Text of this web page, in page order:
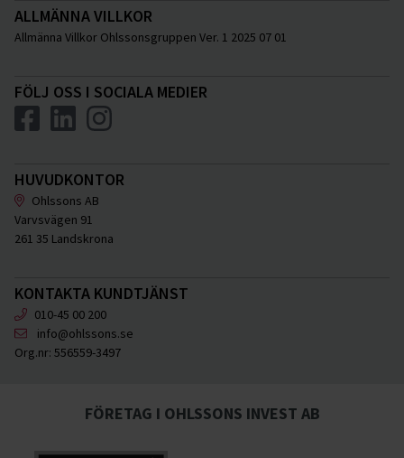
ALLMÄNNA VILLKOR
Allmänna Villkor Ohlssonsgruppen Ver. 1 2025 07 01
FÖLJ OSS I SOCIALA MEDIER
HUVUDKONTOR
Ohlssons AB
Varvsvägen 91
261 35 Landskrona
KONTAKTA KUNDTJÄNST
010-45 00 200
info@ohlssons.se
Org.nr: 556559-3497
FÖRETAG I OHLSSONS INVEST AB